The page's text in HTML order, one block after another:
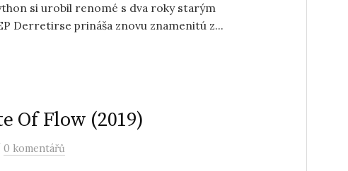
si urobil renomé s dva roky starým
Derretirse prináša znovu znamenitú z...
Of Flow (2019)
0 komentářů